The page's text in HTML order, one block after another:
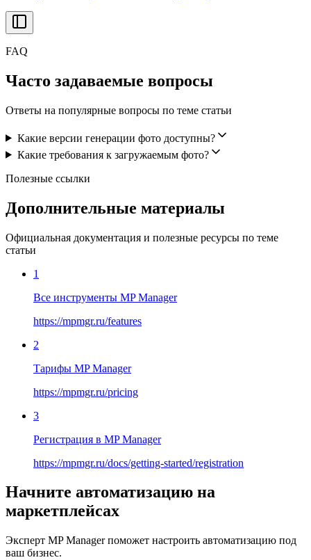
FAQ
Часто задаваемые вопросы
Ответы на популярные вопросы по теме статьи
Какие версии генерации фото доступны?
Какие требования к загружаемым фото?
Полезные ссылки
Дополнительные материалы
Официальная документация и полезные ресурсы по теме
статьи
1
Все инструменты MP Manager
https://mpmgr.ru/features
2
Тарифы MP Manager
https://mpmgr.ru/pricing
3
Регистрация в MP Manager
https://mpmgr.ru/docs/getting-started/registration
Начните автоматизацию на
маркетплейсах
Эксперт MP Manager поможет настроить автоматизацию под
ваш бизнес.